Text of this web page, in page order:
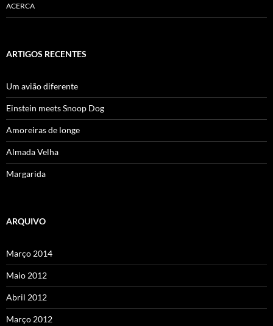
ACERCA
ARTIGOS RECENTES
Um avião diferente
Einstein meets Snoop Dog
Amoreiras de longe
Almada Velha
Margarida
ARQUIVO
Março 2014
Maio 2012
Abril 2012
Março 2012